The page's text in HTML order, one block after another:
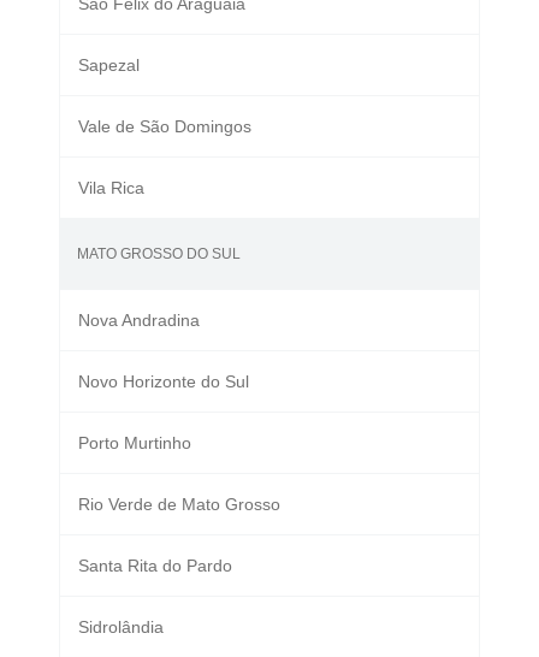
Sapezal
Vale de São Domingos
Vila Rica
MATO GROSSO DO SUL
Nova Andradina
Novo Horizonte do Sul
Porto Murtinho
Rio Verde de Mato Grosso
Santa Rita do Pardo
Sidrolândia